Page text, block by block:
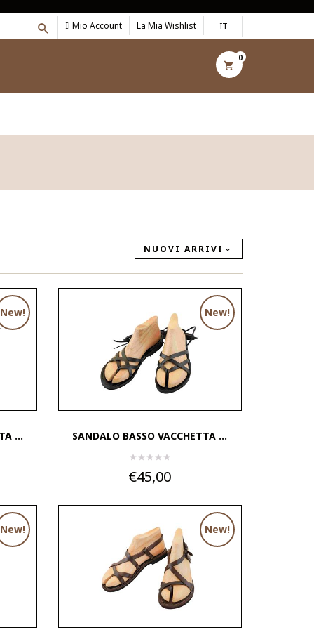
IT
Il Mio Account La Mia Wishlist
0
NUOVI ARRIVI
New!
...
New!
SANDALO BASSO VACCHETTA ...
€45,00
New! New!